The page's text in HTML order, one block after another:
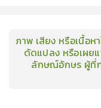
ภาพ เสียง หรือเนื้อห
ดัดแปลง หรือเผย
ลักษณ์อักษร ผู้ที่ก